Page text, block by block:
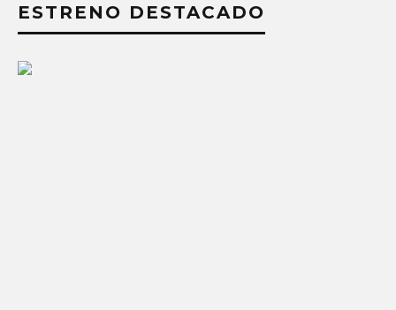
ESTRENO DESTACADO